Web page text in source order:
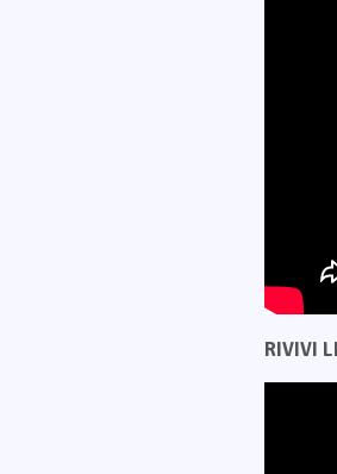
RIVIVI